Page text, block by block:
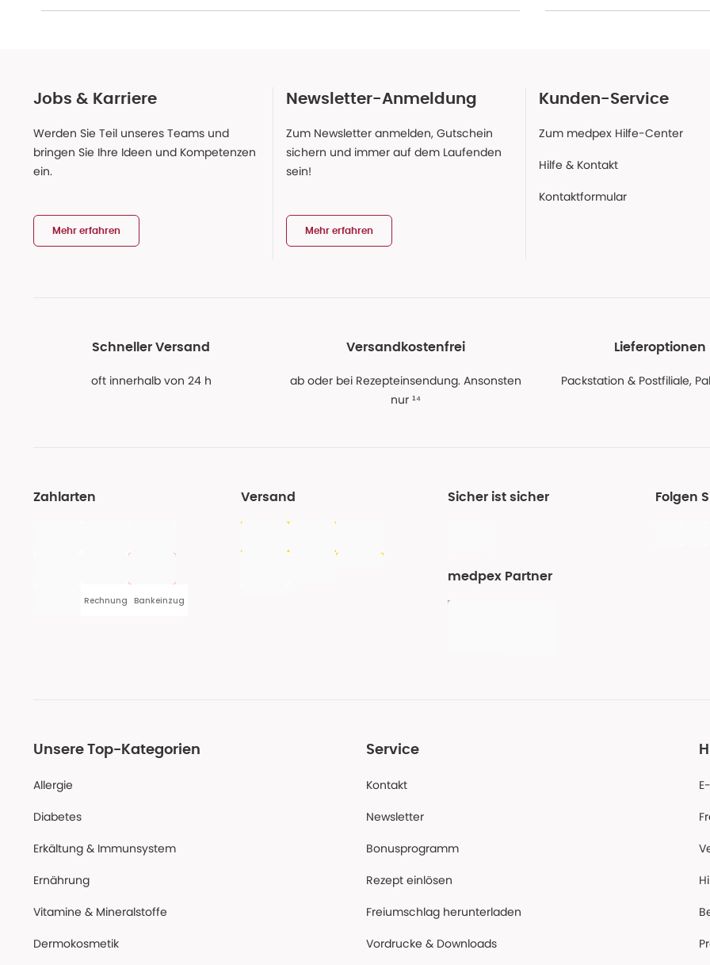
Jobs & Karriere
Werden Sie Teil unseres Teams und
bringen Sie Ihre Ideen und Kompetenzen
ein.
Mehr erfahren
Newsletter-Anmeldung
Zum Newsletter anmelden, Gutschein
sichern und immer auf dem Laufenden
sein!
Mehr erfahren
Kunden-Service
Zum medpex Hilfe-Center
Hilfe & Kontakt
Kontaktformular
Schneller Versand
oft innerhalb von 24 h
Versandkostenfrei
ab oder bei Rezepteinsendung. Ansonsten
nur ¹⁴
Lieferoptionen
Packstation & Postfiliale,
Zahlarten
Rechnung Bankeinzug
Versand Sicher ist sicher
medpex Partner
Folgen
Unsere Top-Kategorien
Allergie
Diabetes
Erkältung & Immunsystem
Ernährung
Vitamine & Mineralstoffe
Dermokosmetik
Service
Kontakt
Newsletter
Bonusprogramm
Rezept einlösen
Freiumschlag herunterladen
Vordrucke & Downloads